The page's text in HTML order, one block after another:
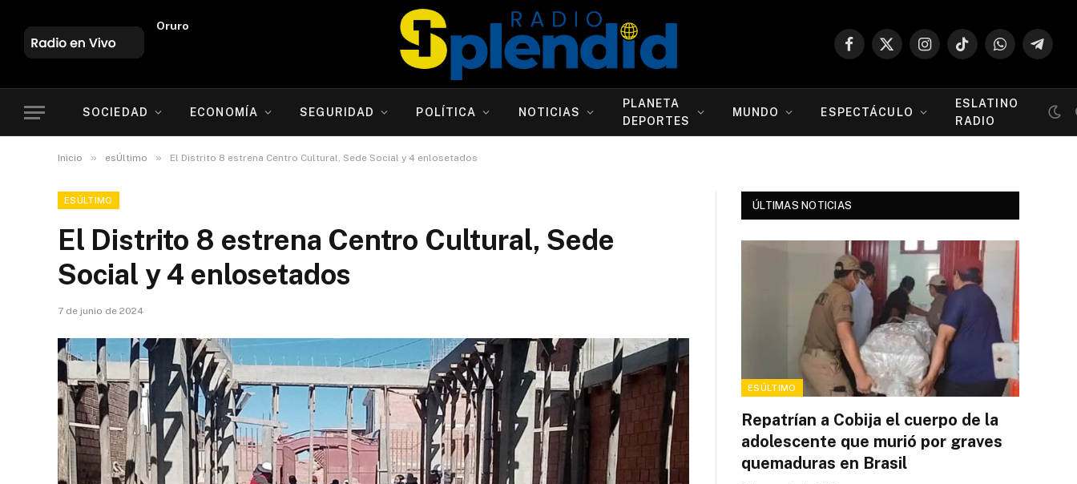
Oruro
Facebook
X
InstagramTikTokWhatsApp
SOCIEDAD ECONOMÍA SEGURIDAD POLÍTICA NOTICIAS
PLANETA
DEPORTES
MUNDO ESPECTÁCULO
ESLATINO
RADIO
Inicio » esÚltimo » El Distrito 8 estrena Centro Cultural, Sede Social y 4 enlosetados
ESÚLTIMO
El Distrito 8 estrena Centro Cultural, Sede
Social y 4 enlosetados
7 de junio de 2024
ÚLTIMAS NOTICIAS
ESÚLTIMO
Repatrían a Cobija el cuerpo de la
adolescente que murió por graves
quemaduras en Brasil